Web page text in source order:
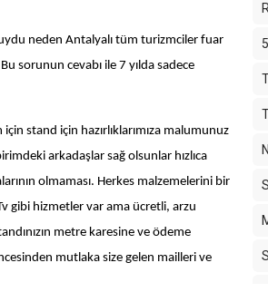
neden Antalyalı tüm turizmciler fuar
sorunun cevabı ile 7 yılda sadece
stand için hazırlıklarımıza malumunuz
arkadaşlar sağ olsunlar hızlıca
olmaması. Herkes malzemelerini bir
gibi hizmetler var ama ücretli, arzu
metre karesine ve ödeme
mutlaka size gelen mailleri ve